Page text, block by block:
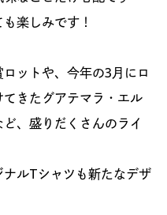
楽しみです！
ットや、今年の3月にロ
きたグアテマラ・エル
、盛りだくさんのライ
ルTシャツも新たなデザ